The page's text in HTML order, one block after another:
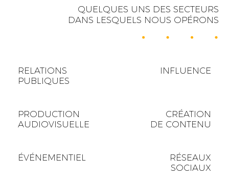
QUELQUES UNS DES SECTEURS
DANS LESQUELS NOUS OPÉRONS
RELATIONS
PUBLIQUES
INFLUENCE
PRODUCTION
AUDIOVISUELLE
CRÉATION
DE CONTENU
ÉVÉNEMENTIEL
RÉSEAUX
SOCIAUX